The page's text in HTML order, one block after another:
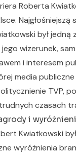
Roberta
był
jego wizerunek,
i interesem
media
TVP,
czasach
i
Kwiatkowski
wyróżnienia